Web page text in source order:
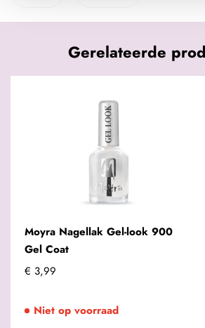
Gerelateerde
Moyra Nagellak Gel-look 900
Gel Coat
€ 3,99
Niet op voorraad